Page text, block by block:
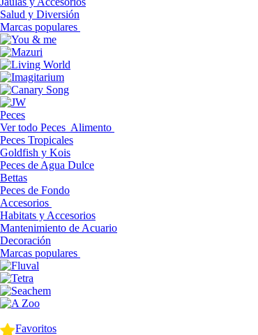
Salud y Diversión
Marcas populares
Peces
Ver todo Peces Alimento
Peces Tropicales
Goldfish y Kois
Peces de Agua Dulce
Bettas
Peces de Fondo
Accesorios
Habitats y Accesorios
Mantenimiento de Acuario
Decoración
Marcas populares
Favoritos